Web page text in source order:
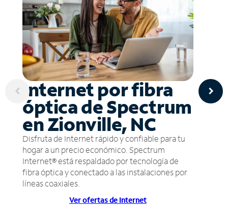
Internet por fibra
óptica de Spectrum
en Zionville, NC
Disfruta de Internet rápido y confiable para tu
hogar a un precio económico. Spectrum
Internet® está respaldado por tecnología de
fibra óptica y conectado a las instalaciones por
líneas coaxiales.
Ver ofertas de Internet